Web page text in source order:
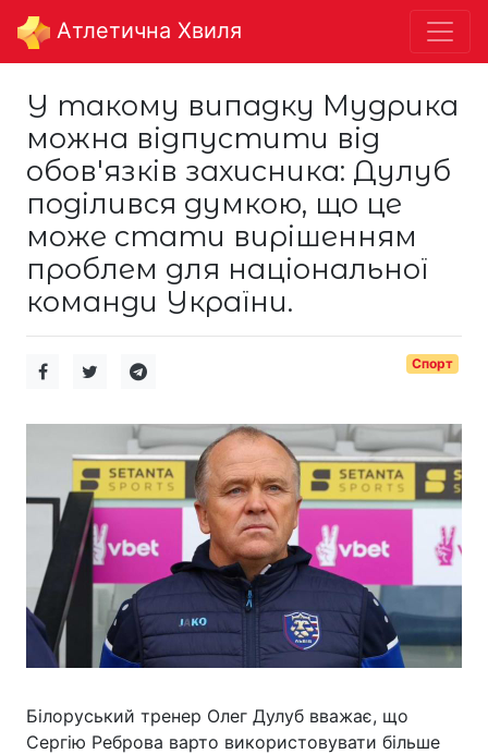
Aтлетична Хвиля
У такому випадку Мудрика
можна відпустити від
обов'язків захисника: Дулуб
поділився думкою, що це
може стати вирішенням
проблем для національної
команди України.
Спорт
Білоруський тренер Олег Дулуб вважає, що
Сергію Реброва варто використовувати більше